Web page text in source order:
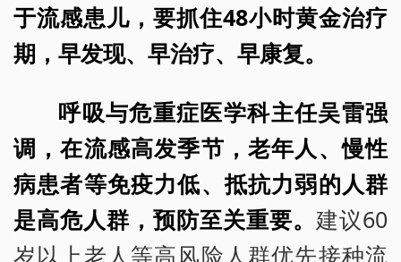
于流感患儿，要抓住48小时黄金治疗
期，早发现、早治疗、早康复。
呼吸与危重症医学科主任吴雷强
调，在流感高发季节，老年人、慢性
病患者等免疫力低、抵抗力弱的人群
是高危人群，预防至关重要。 建议60
岁以上老人等高风险人群优先接种流